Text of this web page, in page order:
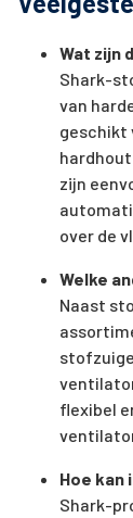
Wat zijn
Shark-
van
geschikt
zijn
over de
Welke
Naast
flexibel
Hoe kan
Shark-